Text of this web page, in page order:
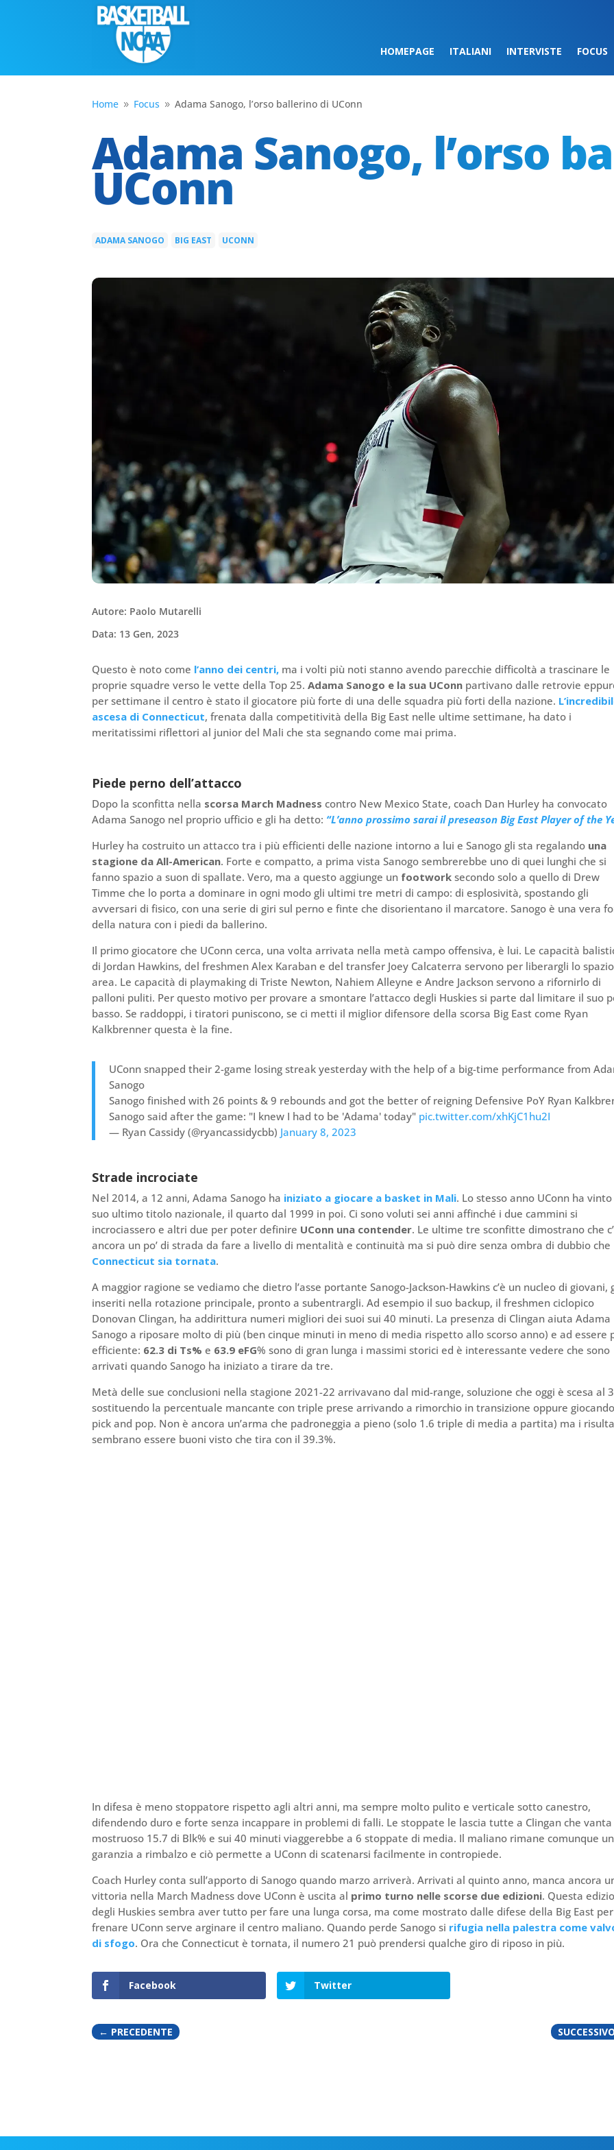
HOMEPAGE ITALIANI INTERVISTE FOCUS
Home 9 Focus 9 Adama Sanogo, l’orso ballerino di UConn
Adama Sanogo, l’orso
UConn
ADAMA SANOGO BIG EAST UCONN
Autore: Paolo Mutarelli
Data: 13 Gen, 2023
Questo è noto come l’anno dei centri, ma i volti più noti stanno avendo parecchie difficoltà a trascinare le
proprie squadre verso le vette della Top 25.Adama Sanogo e la sua UConn partivano dalle retrovie
per settimane il centro è stato il giocatore più forte di una delle squadra più forti della nazione.
ascesa di Connecticut, frenata dalla competitività della Big East nelle ultime settimane, ha dato i
meritatissimi riflettori al junior del Mali che sta segnando come mai prima.
Piede perno dell’attacco
Dopo la sconfitta nella scorsa March Madness contro New Mexico State, coach Dan Hurley ha convocato
Adama Sanogo nel proprio ufficio e gli ha detto: “L’anno prossimo sarai il preseason Big East Player of the
Hurley ha costruito un attacco tra i più efficienti delle nazione intorno a lui e Sanogo gli sta regalando una
stagione da All-American. Forte e compatto, a prima vista Sanogo sembrerebbe uno di quei lunghi che si
fanno spazio a suon di spallate. Vero, ma a questo aggiunge un footwork secondo solo a quello di Drew
Timme che lo porta a dominare in ogni modo gli ultimi tre metri di campo: di esplosività, spostando gli
avversari di fisico, con una serie di giri sul perno e finte che disorientano il marcatore. Sanogo è una vera
della natura con i piedi da ballerino.
Il primo giocatore che UConn cerca, una volta arrivata nella metà campo offensiva, è lui. Le capacità
di Jordan Hawkins, del freshmen Alex Karaban e del transfer Joey Calcaterra servono per liberargli lo
area. Le capacità di playmaking di Triste Newton, Nahiem Alleyne e Andre Jackson servono a rifornirlo di
palloni puliti. Per questo motivo per provare a smontare l’attacco degli Huskies si parte dal limitare il suo
basso. Se raddoppi, i tiratori puniscono, se ci metti il miglior difensore della scorsa Big East come Ryan
Kalkbrenner questa è la fine.
UConn snapped their 2-game losing streak yesterday with the help of a big-time performance from
Sanogo
Sanogo finished with 26 points & 9 rebounds and got the better of reigning Defensive PoY Ryan
Sanogo said after the game: "I knew I had to be 'Adama' today" pic.twitter.com/xhKjC1hu2I
— Ryan Cassidy (@ryancassidycbb) January 8, 2023
Strade incrociate
Nel 2014, a 12 anni, Adama Sanogo ha iniziato a giocare a basket in Mali. Lo stesso anno UConn ha
suo ultimo titolo nazionale, il quarto dal 1999 in poi. Ci sono voluti sei anni affinché i due cammini si
incrociassero e altri due per poter definire UConn una contender. Le ultime tre sconfitte dimostrano che
ancora un po’ di strada da fare a livello di mentalità e continuità ma si può dire senza ombra di dubbio che
Connecticut sia tornata.
A maggior ragione se vediamo che dietro l’asse portante Sanogo-Jackson-Hawkins c’è un nucleo di giovani,
inseriti nella rotazione principale, pronto a subentrargli. Ad esempio il suo backup, il freshmen ciclopico
Donovan Clingan, ha addirittura numeri migliori dei suoi sui 40 minuti. La presenza di Clingan aiuta Adama
Sanogo a riposare molto di più (ben cinque minuti in meno di media rispetto allo scorso anno) e ad essere
efficiente: 62.3 di Ts% e 63.9 eFG% sono di gran lunga i massimi storici ed è interessante vedere che sono
arrivati quando Sanogo ha iniziato a tirare da tre.
Metà delle sue conclusioni nella stagione 2021-22 arrivavano dal mid-range, soluzione che oggi è scesa al
sostituendo la percentuale mancante con triple prese arrivando a rimorchio in transizione oppure
pick and pop. Non è ancora un’arma che padroneggia a pieno (solo 1.6 triple di media a partita) ma i
sembrano essere buoni visto che tira con il 39.3%.
In difesa è meno stoppatore rispetto agli altri anni, ma sempre molto pulito e verticale sotto canestro,
difendendo duro e forte senza incappare in problemi di falli. Le stoppate le lascia tutte a Clingan che
mostruoso 15.7 di Blk% e sui 40 minuti viaggerebbe a 6 stoppate di media. Il maliano rimane comunque
garanzia a rimbalzo e ciò permette a UConn di scatenarsi facilmente in contropiede.
Coach Hurley conta sull’apporto di Sanogo quando marzo arriverà. Arrivati al quinto anno, manca ancora
vittoria nella March Madness dove UConn è uscita al primo turno nelle scorse due edizioni. Questa
degli Huskies sembra aver tutto per fare una lunga corsa, ma come mostrato dalle difese della Big East per
frenare UConn serve arginare il centro maliano. Quando perde Sanogo si rifugia nella palestra come
di sfogo. Ora che Connecticut è tornata, il numero 21 può prendersi qualche giro di riposo in più.
Facebook Twitter
← PRECEDENTE SUCCESSIVO